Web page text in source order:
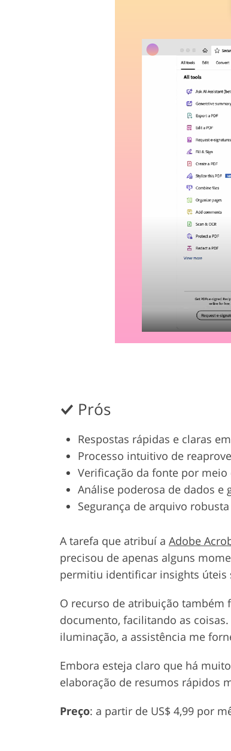
Prós
Respostas rápidas e claras
Processo intuitivo de
Verificação da fonte por
Análise poderosa de dados e
Segurança de arquivo
A tarefa que atribuí a Adobe
precisou de apenas alguns
permitiu identificar insights úteis
O recurso de atribuição também
documento, facilitando as
iluminação, a assistência me
Embora esteja claro que há
elaboração de resumos rápidos
Preço: a partir de US$ 4,99 por